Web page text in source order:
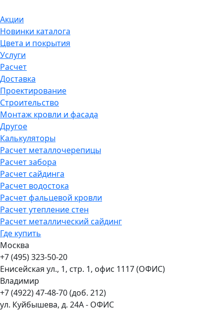
Акции
Новинки каталога
Цвета и покрытия
Услуги
Расчет
Доставка
Проектирование
Строительство
Монтаж кровли и фасада
Другое
Калькуляторы
Расчет металлочерепицы
Расчет забора
Расчет сайдинга
Расчет водостока
Расчет фальцевой кровли
Расчет утепление стен
Расчет металлический сайдинг
Где купить
Москва
+7 (495) 323-50-20
Енисейская ул., 1, стр. 1, офис 1117 (ОФИС)
Владимир
+7 (4922) 47-48-70 (доб. 212)
ул. Куйбышева, д. 24А - ОФИС